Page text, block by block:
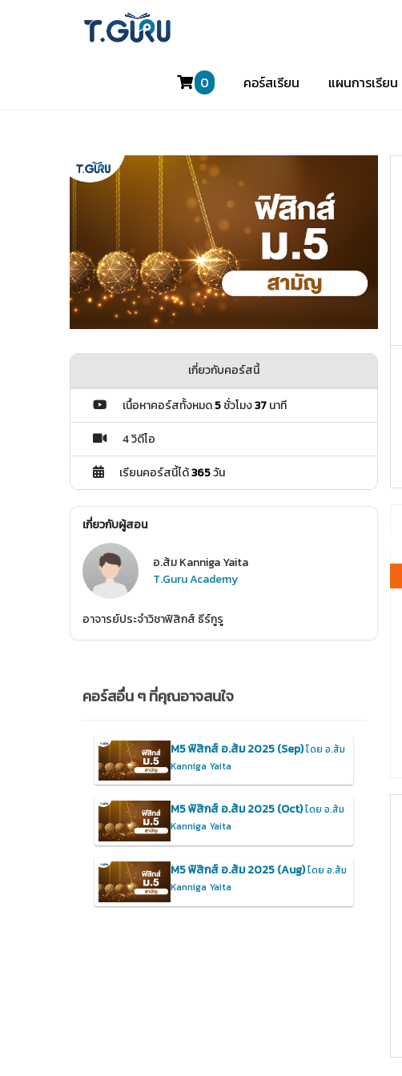
0 คอร์สเรียน แผนการเรียน
เกี่ยวกับคอร์สนี้
เนื้อหาคอร์สทั้งหมด5ชั่วโมง37นาที
4 วิดีโอ
เรียนคอร์สนี้ได้365วัน
เกี่ยวกับผู้สอน
อ.ส้ม Kanniga Yaita
T.Guru Academy
อาจารย์ประจำวิชาฟิสิกส์ ธีร์กูรู
คอร์สอื่น ๆ ที่คุณอาจสนใจ
M5 ฟิสิกส์ อ.ส้ม 2025 (Sep)โดย อ.ส้ม
Kanniga Yaita
M5 ฟิสิกส์ อ.ส้ม 2025 (Oct)โดย อ.ส้ม
Kanniga Yaita
M5 ฟิสิกส์ อ.ส้ม 2025 (Aug)โดย อ.ส้ม
Kanniga Yaita